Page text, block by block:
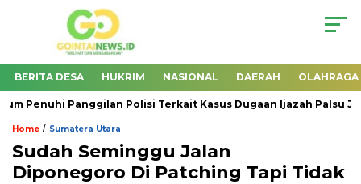
BERITA DESA HUKRIM NASIONAL DAERAH OLAHRAGA
Penuhi Panggilan Polisi Terkait Kasus Dugaan Ijazah Palsu
Home / Sumatera Utara
Sudah Seminggu Jalan
Diponegoro Di Patching Tapi Tidak